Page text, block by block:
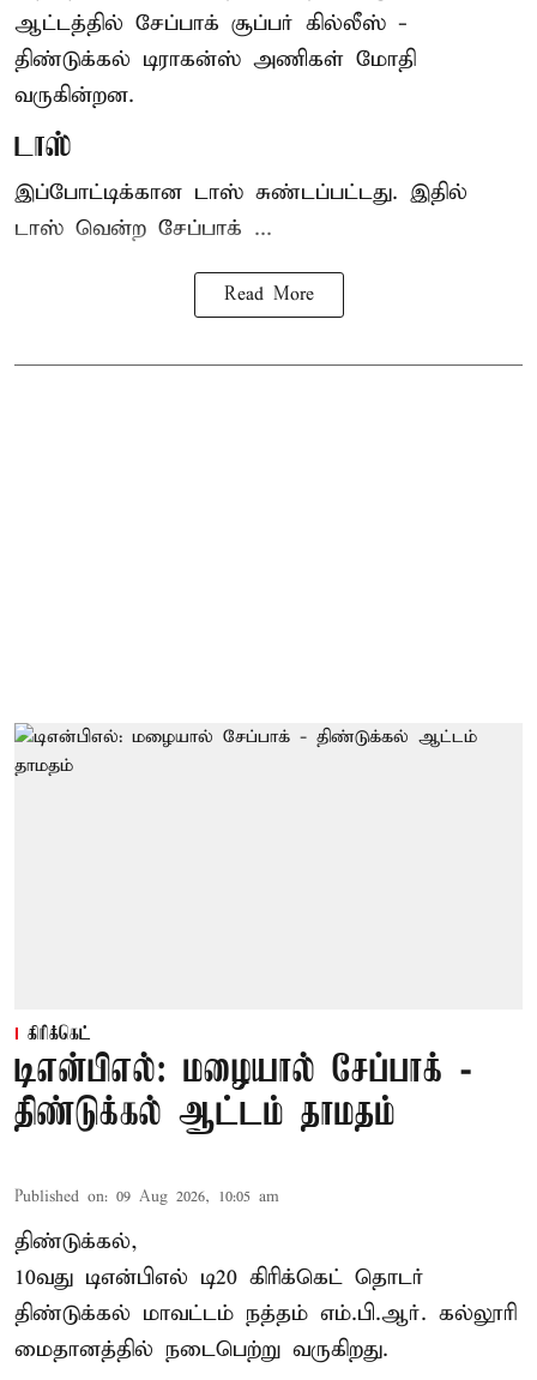
ஆட்டத்தில் சேப்பாக் சூப்பர் கில்லீஸ் -
திண்டுக்கல் டிராகன்ஸ் அணிகள் மோதி
வருகின்றன.
டாஸ்
இப்போட்டிக்கான டாஸ் சுண்டப்பட்டது. இதில்
டாஸ் வென்ற சேப்பாக் ...
Read More
கிரிக்கெட்
டிஎன்பிஎல்: மழையால் சேப்பாக் -
திண்டுக்கல் ஆட்டம் தாமதம்
Published on: 09 Aug 2026, 10:05 am
திண்டுக்கல்,
10வது டிஎன்பிஎல் டி20 கிரிக்கெட் தொடர்
திண்டுக்கல் மாவட்டம் நத்தம் எம்.பி.ஆர். கல்லூரி
மைதானத்தில் நடைபெற்று வருகிறது.